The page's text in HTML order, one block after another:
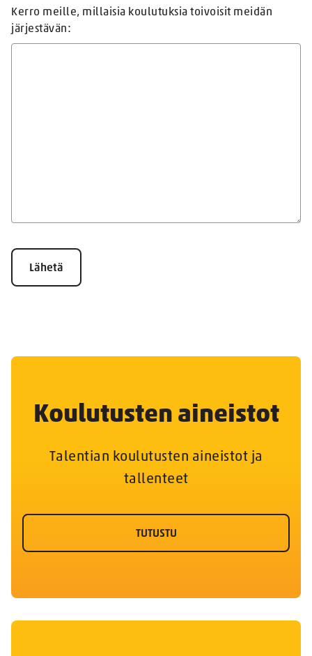
Kerro meille, millaisia koulutuksia toivoisit meidän
järjestävän:
Lähetä
Koulutusten aineistot
Talentian koulutusten aineistot ja
tallenteet
TUTUSTU